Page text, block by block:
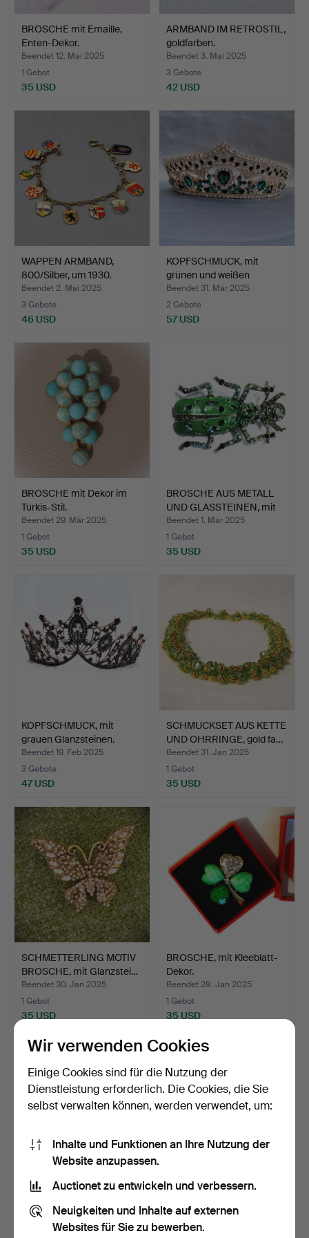
BROSCHE mit Emaille,
Enten-Dekor.
Beendet 12. Mai 2025
1 Gebot
35 USD
ARMBAND IM RETROSTIL,
goldfarben.
Beendet 3. Mai 2025
3 Gebote
42 USD
WAPPEN ARMBAND,
800/Silber, um 1930.
Beendet 2. Mai 2025
3 Gebote
46 USD
KOPFSCHMUCK, mit
grünen und weißen
Glanzst…
Beendet 31. Mär 2025
2 Gebote
57 USD
BROSCHE mit Dekor im
Türkis-Stil.
Beendet 29. Mär 2025
1 Gebot
35 USD
BROSCHE AUS METALL
UND GLASSTEINEN, mit
In…
Beendet 1. Mär 2025
1 Gebot
35 USD
KOPFSCHMUCK, mit
grauen Glanzsteinen.
Beendet 19. Feb 2025
3 Gebote
47 USD
SCHMUCKSET AUS KETTE
UND OHRRINGE, gold fa…
Beendet 31. Jan 2025
1 Gebot
35 USD
SCHMETTERLING MOTIV
BROSCHE, mit Glanzstei…
Beendet 30. Jan 2025
1 Gebot
35 USD
BROSCHE, mit Kleeblatt-
Dekor.
Beendet 28. Jan 2025
1 Gebot
35 USD
- Vintage-"CHRISTMAS"-
BROSCHE -
SCHLITTSCH…
Beendet 11. Jan 2025
- Vintage-
FÄCHERBROSCHE -
SWAROVSKI, Metal…
Beendet 11. Jan 2025
1 Gebot
Wir verwenden Cookies
Einige Cookies sind für die Nutzung der
Dienstleistung erforderlich. Die Cookies, die Sie
selbst verwalten können, werden verwendet, um:
Inhalte und Funktionen an Ihre Nutzung der
Website anzupassen.
Auctionet zu entwickeln und verbessern.
Neuigkeiten und Inhalte auf externen
Websites für Sie zu bewerben.